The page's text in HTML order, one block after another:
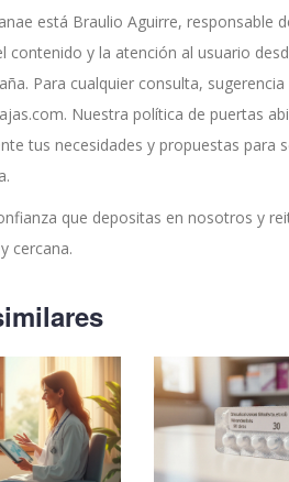
está Braulio Aguirre, responsable
contenido y la atención al usuario
Para cualquier consulta,
. Nuestra política de puertas
tus necesidades y propuestas
que depositas en nosotros y
cercana.